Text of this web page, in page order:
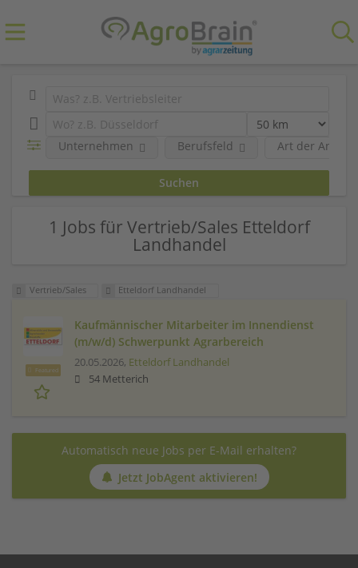
Art der
Unternehmen Berufsfeld
1 Jobs für Vertrieb/Sales Etteldorf
Landhandel
Vertrieb/Sales Etteldorf Landhandel
Featured
Kaufmännischer Mitarbeiter im Innendienst
(m/w/d) Schwerpunkt Agrarbereich
20.05.2026, Etteldorf Landhandel
54 Metterich
Automatisch neue Jobs per E-Mail erhalten?
Jetzt JobAgent aktivieren!